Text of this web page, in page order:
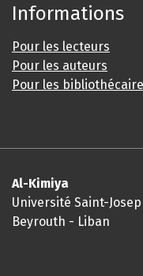
Informations
Pour les lecteurs
Pour les auteurs
Pour les
Al-Kimiya
Université Saint-
Beyrouth - Liban